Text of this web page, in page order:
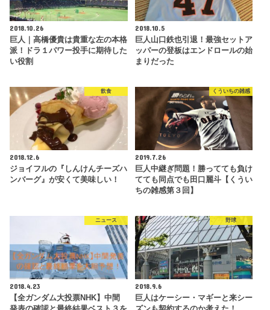
2018.10.26
巨人｜高橋優貴は貴重な左の本格
派！ドラ１パワー投手に期待した
い役割
2018.10.5
巨人山口鉄也引退！最強セットア
ッパーの登板はエンドロールの始
まりだった
飲食
2018.12.6
ジョイフルの『しんけんチーズハ
ンバーグ』が安くて美味しい！
くういちの雑感
2019.7.26
巨人中継ぎ問題！勝ってても負け
てても同点でも田口麗斗【くうい
ちの雑感第３回】
ニュース
2018.4.23
【全ガンダム大投票NHK】中間
野球
2018.9.6
巨人はケーシー・マギーと来シー